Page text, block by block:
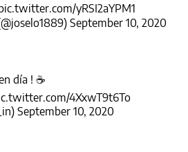
yRSI2aYPM1
September 10, 2020
día ! ☕
4XxwT9t6To
September 10, 2020